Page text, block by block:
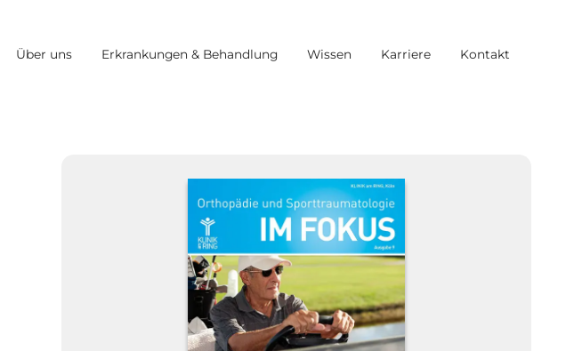
Über uns Erkrankungen & Behandlung Wissen Karriere Kontakt